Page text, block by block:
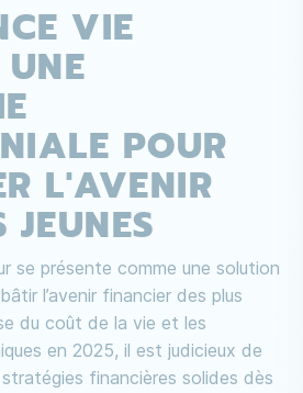
VIE
POUR
L'AVENIR
JEUNES
se présente comme une solution
l’avenir financier des plus
du coût de la vie et les
en 2025, il est judicieux de
financières solides dès